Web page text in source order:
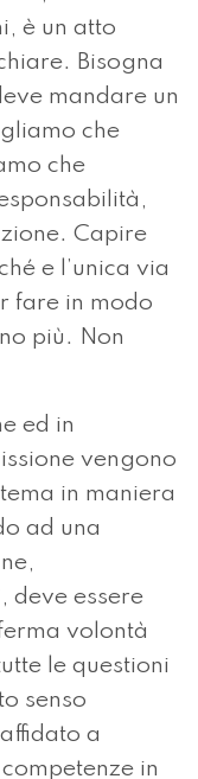
è un atto
Bisogna
mandare un
che
che
Capire
e l’unica via
fare in modo
più. Non
ed in
vengono
in maniera
ad una
deve essere
volontà
le questioni
senso
a
in